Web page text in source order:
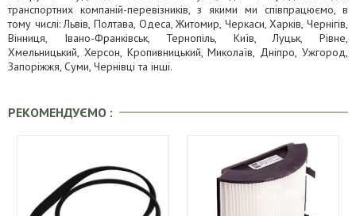
транспортних компаній-перевізників, з якими ми співпрацюємо, в
тому числі: Львів, Полтава, Одеса, Житомир, Черкаси, Харків, Чернігів,
Вінниця, Івано-Франківськ, Тернопіль, Київ, Луцьк, Рівне,
Хмельницький, Херсон, Кропивницький, Миколаїв, Дніпро, Ужгород,
Запоріжжя, Суми, Чернівці та інші.
РЕКОМЕНДУЄМО :